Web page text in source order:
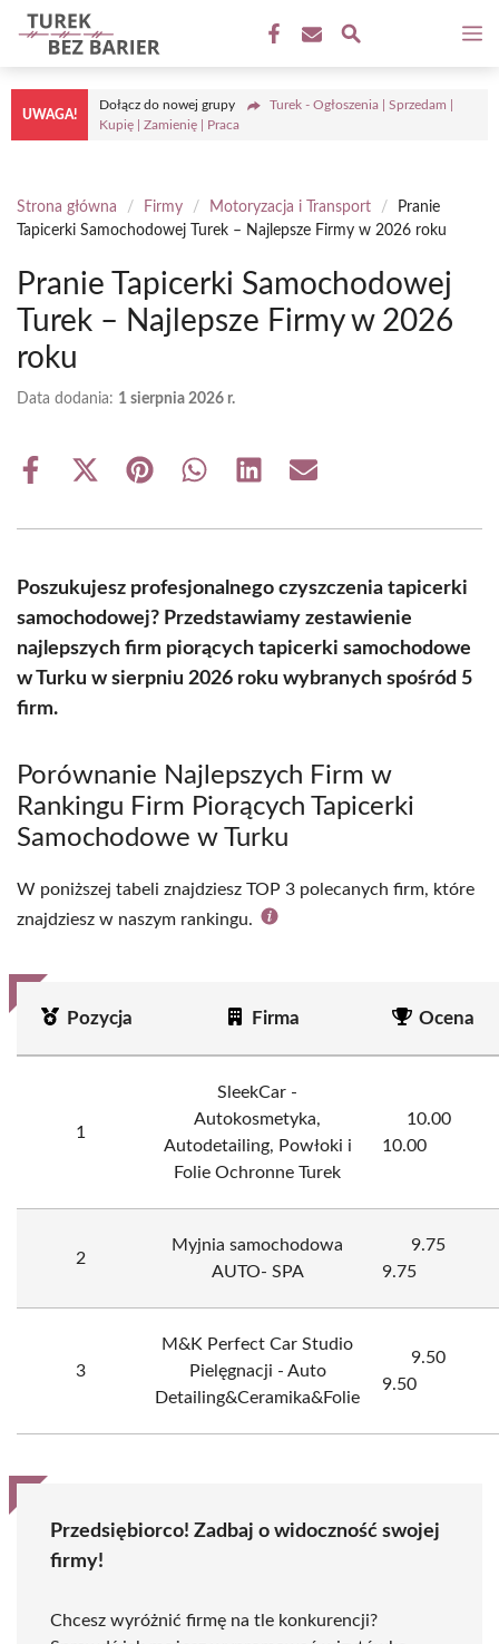
Przejdź
do
treści
UWAGA!
Dołącz do nowej grupy
Turek - Ogłoszenia | Sprzedam |
Kupię | Zamienię | Praca
Strona główna / Firmy / Motoryzacja i Transport /
Pranie
Tapicerki Samochodowej Turek – Najlepsze Firmy w 2026 roku
Pranie Tapicerki Samochodowej
Turek – Najlepsze Firmy w 2026
roku
Data dodania: 1 sierpnia 2026 r.
Share
Share
(Twitter)
Share Share Share Share
Poszukujesz profesjonalnego czyszczenia tapicerki
samochodowej? Przedstawiamy zestawienie
najlepszych firm piorących tapicerki samochodowe
w Turku w sierpniu 2026 roku wybranych spośród 5
firm.
Porównanie Najlepszych Firm w
Rankingu Firm Piorących Tapicerki
Samochodowe w Turku
W poniższej tabeli znajdziesz TOP 3 polecanych firm, które
znajdziesz w naszym rankingu.
Pozycja Firma Ocena
1
SleekCar -
Autokosmetyka,
Autodetailing, Powłoki i
Folie Ochronne Turek
10.00
10.00
2
Myjnia samochodowa
AUTO- SPA
9.75
9.75
3
M&K Perfect Car Studio
Pielęgnacji - Auto
Detailing&Ceramika&Folie
9.50
9.50
Przedsiębiorco! Zadbaj o widoczność swojej
firmy!
Chcesz wyróżnić firmę na tle konkurencji?